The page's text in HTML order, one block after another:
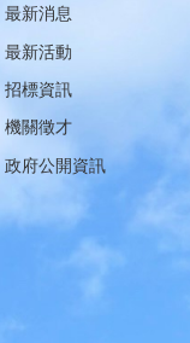
最新消息
最新活動
招標資訊
機關徵才
政府公開資訊